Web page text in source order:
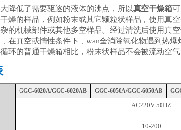
降低了需要驱逐的液体的沸点，所以真空干燥箱
燥的样品，例如粉末或其它颗粒状样品，使用真
的机械部件或其他多空样品。经过清洗后使用真
在真空或惰性条件下，wan全消除氧化物遇到热爆
环的普通干燥箱相比，粉末状样品不会被流动空气
GGC-6020A/GGC-6020AB GGC-6050A/GGC-6050AB
AC220V 50HZ
10-200